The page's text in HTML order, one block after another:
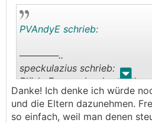
. .
PVAndyE schrieb:
──────..
speckulazius schrieb:
Blöde Frage, aber kann ich
selber machen?
───────────────
Danke! Ich denke ich würde
und die Eltern dazunehmen.
so einfach, weil man denen